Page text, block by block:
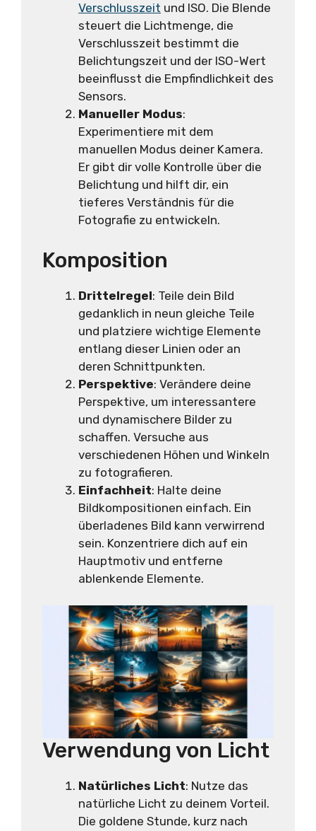
Verschlusszeit und ISO. Die Blende
steuert die Lichtmenge, die
Verschlusszeit bestimmt die
Belichtungszeit und der ISO-Wert
beeinflusst die Empfindlichkeit des
Sensors.
Manueller Modus:
Experimentiere mit dem
manuellen Modus deiner Kamera.
Er gibt dir volle Kontrolle über die
Belichtung und hilft dir, ein
tieferes Verständnis für die
Fotografie zu entwickeln.
Komposition
Drittelregel: Teile dein Bild
gedanklich in neun gleiche Teile
und platziere wichtige Elemente
entlang dieser Linien oder an
deren Schnittpunkten.
Perspektive: Verändere deine
Perspektive, um interessantere
und dynamischere Bilder zu
schaffen. Versuche aus
verschiedenen Höhen und Winkeln
zu fotografieren.
Einfachheit: Halte deine
Bildkompositionen einfach. Ein
überladenes Bild kann verwirrend
sein. Konzentriere dich auf ein
Hauptmotiv und entferne
ablenkende Elemente.
Verwendung von Licht
Natürliches Licht: Nutze das
natürliche Licht zu deinem Vorteil.
Die goldene Stunde, kurz nach